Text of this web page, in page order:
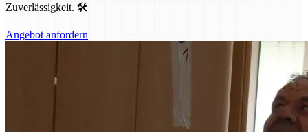
Zuverlässigkeit. 🛠️
Angebot anfordern